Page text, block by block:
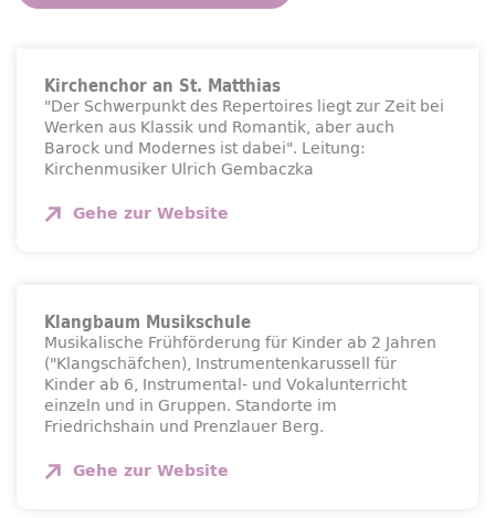
Kirchenchor an St. Matthias
"Der Schwerpunkt des Repertoires liegt zur Zeit bei
Werken aus Klassik und Romantik, aber auch
Barock und Modernes ist dabei". Leitung:
Kirchenmusiker Ulrich Gembaczka
Gehe zur Website
Klangbaum Musikschule
Musikalische Frühförderung für Kinder ab 2 Jahren
("Klangschäfchen), Instrumentenkarussell für
Kinder ab 6, Instrumental- und Vokalunterricht
einzeln und in Gruppen. Standorte im
Friedrichshain und Prenzlauer Berg.
Gehe zur Website